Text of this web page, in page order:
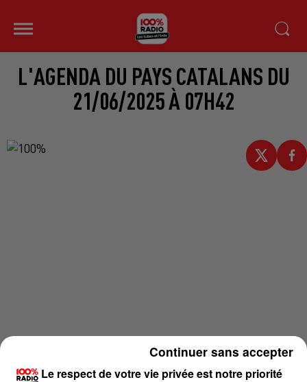
L'AGENDA DU PAYS CATALANS DU
21/06/2025 À 07H42
Le respect de votre vie privée est notre priorité
Continuer sans accepter